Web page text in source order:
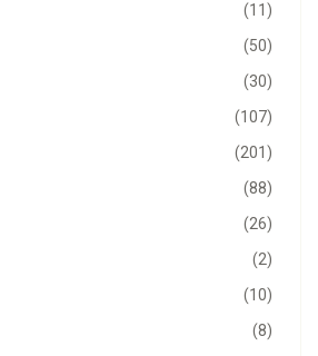
(11)
(50)
(30)
(107)
(201)
(88)
(26)
(2)
(10)
(8)